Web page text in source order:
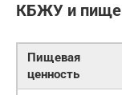
КБЖУ и
Пищевая
ценность